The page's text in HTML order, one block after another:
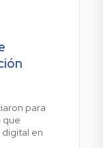
para
que
en